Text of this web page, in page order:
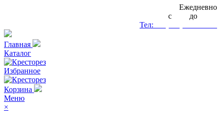
Ежедневно
с
до
Тел:
Главная
Каталог
Избранное
Корзина
Меню
×